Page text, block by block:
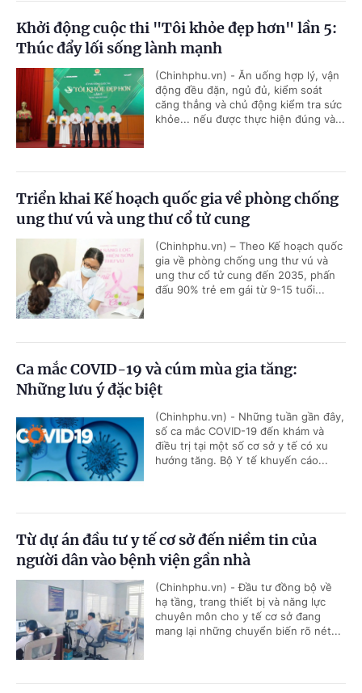
Khởi động cuộc thi "Tôi khỏe đẹp hơn" lần 5:
Thúc đẩy lối sống lành mạnh
(Chinhphu.vn) - Ăn uống hợp lý, vận
động đều đặn, ngủ đủ, kiểm soát
căng thẳng và chủ động kiểm tra sức
khỏe... nếu được thực hiện đúng và...
Triển khai Kế hoạch quốc gia về phòng chống
ung thư vú và ung thư cổ tử cung
(Chinhphu.vn) – Theo Kế hoạch quốc
gia về phòng chống ung thư vú và
ung thư cổ tử cung đến 2035, phấn
đấu 90% trẻ em gái từ 9-15 tuổi...
Ca mắc COVID-19 và cúm mùa gia tăng:
Những lưu ý đặc biệt
(Chinhphu.vn) - Những tuần gần đây,
số ca mắc COVID-19 đến khám và
điều trị tại một số cơ sở y tế có xu
hướng tăng. Bộ Y tế khuyến cáo...
Từ dự án đầu tư y tế cơ sở đến niềm tin của
người dân vào bệnh viện gần nhà
(Chinhphu.vn) - Đầu tư đồng bộ về
hạ tầng, trang thiết bị và năng lực
chuyên môn cho y tế cơ sở đang
mang lại những chuyển biến rõ nét...